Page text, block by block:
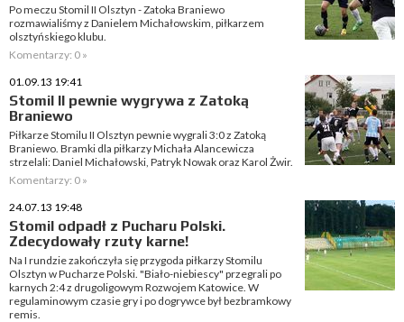
Po meczu Stomil II Olsztyn - Zatoka Braniewo
rozmawialiśmy z Danielem Michałowskim, piłkarzem
olsztyńskiego klubu.
Komentarzy: 0 »
01.09.13 19:41
Stomil II pewnie wygrywa z Zatoką
Braniewo
Piłkarze Stomilu II Olsztyn pewnie wygrali 3:0 z Zatoką
Braniewo. Bramki dla piłkarzy Michała Alancewicza
strzelali: Daniel Michałowski, Patryk Nowak oraz Karol Żwir.
Komentarzy: 0 »
24.07.13 19:48
Stomil odpadł z Pucharu Polski.
Zdecydowały rzuty karne!
Na I rundzie zakończyła się przygoda piłkarzy Stomilu
Olsztyn w Pucharze Polski. "Biało-niebiescy" przegrali po
karnych 2:4 z drugoligowym Rozwojem Katowice. W
regulaminowym czasie gry i po dogrywce był bezbramkowy
remis.